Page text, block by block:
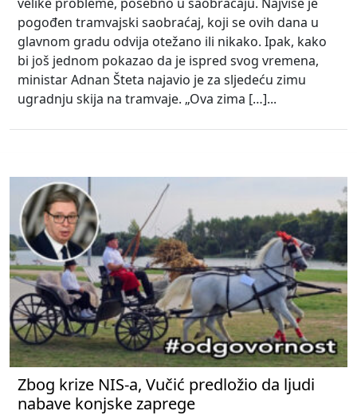
pogođen tramvajski saobraćaj, koji se ovih dana u
glavnom gradu odvija otežano ili nikako. Ipak, kako
bi još jednom pokazao da je ispred svog vremena,
ministar Adnan Šteta najavio je za sljedeću zimu
ugradnju skija na tramvaje. „Ova zima […]...
Zbog krize NIS-a, Vučić predložio da ljudi
nabave konjske zaprege